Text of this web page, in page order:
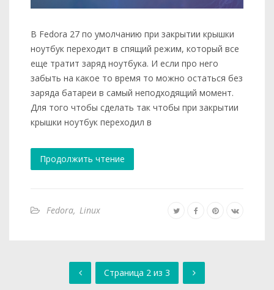
В Fedora 27 по умолчанию при закрытии крышки
ноутбук переходит в спящий режим, который все
еще тратит заряд ноутбука. И если про него
забыть на какое то время то можно остаться без
заряда батареи в самый неподходящий момент.
Для того чтобы сделать так чтобы при закрытии
крышки ноутбук переходил в
Продолжить чтение
Fedora, Linux
Страница 2 из 3